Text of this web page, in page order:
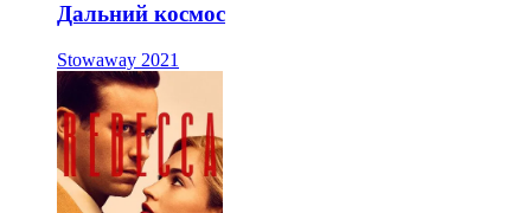
Дальний космос
Stowaway 2021